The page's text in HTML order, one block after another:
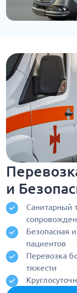
и
Санитарный
Безопасная
пациентов
Перевозка
тяжести